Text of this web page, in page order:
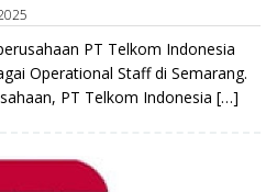
PT Telkom Indonesia
Operational Staff di Semarang.
PT Telkom Indonesia […]